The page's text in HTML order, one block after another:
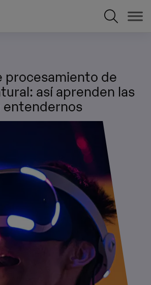
procesamiento de
así aprenden las
entendernos